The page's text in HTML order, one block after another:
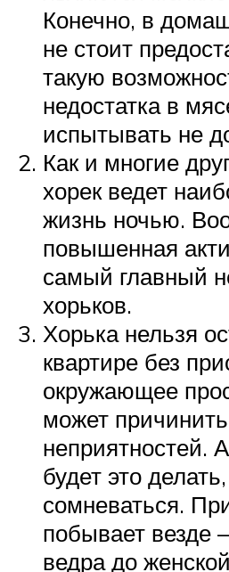
Конечно, в
не стоит
такую
недостатка в
испытывать не
Как и многие
хорек ведет
жизнь ночью.
повышенная
самый главный
хорьков.
Хорька нельзя
квартире без
окружающее
может
неприятностей.
будет это
сомневаться.
побывает везде
ведра до